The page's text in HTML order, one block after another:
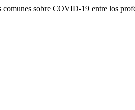
sobre COVID-19 entre los